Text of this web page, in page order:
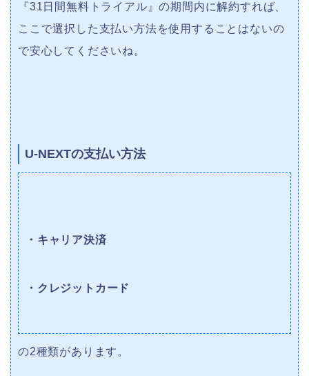
『31日間無料トライアル』の期間内に解約すれば、
ここで選択した支払い方法を使用することはないの
で安心してくださいね。
U-NEXTの支払い方法
・キャリア決済
・クレジットカード
の2種類があります。